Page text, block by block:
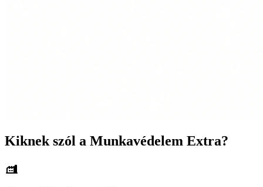
Kiknek szól a Munkavédelem Extra?